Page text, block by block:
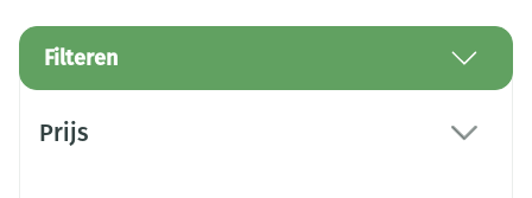
Filteren
Prijs